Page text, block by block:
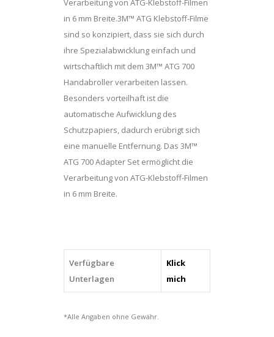
Verarbeitung von ATG-Klebstoff-Filmen
in 6 mm Breite.3M™ ATG Klebstoff-Filme
sind so konzipiert, dass sie sich durch
ihre Spezialabwicklung einfach und
wirtschaftlich mit dem 3M™ ATG 700
Handabroller verarbeiten lassen.
Besonders vorteilhaft ist die
automatische Aufwicklung des
Schutzpapiers, dadurch erübrigt sich
eine manuelle Entfernung. Das 3M™
ATG 700 Adapter Set ermöglicht die
Verarbeitung von ATG-Klebstoff-Filmen
in 6 mm Breite.
Verfügbare
Unterlagen
Klick
mich
*Alle Angaben ohne Gewähr.